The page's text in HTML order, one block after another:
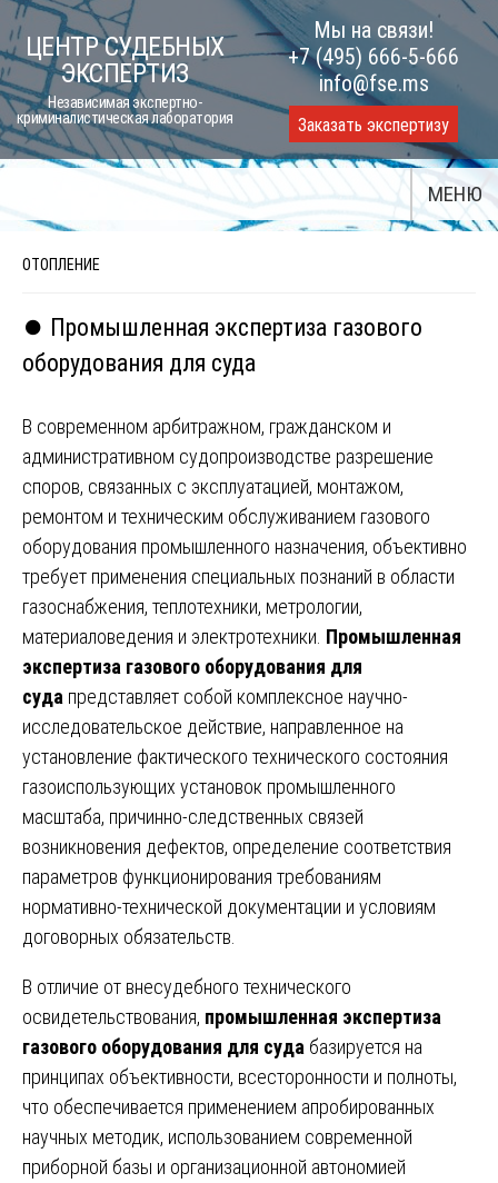
Skip
to
content
ЦЕНТР СУДЕБНЫХ
ЭКСПЕРТИЗ
Независимая экспертно-
криминалистическая лаборатория
Мы на связи!
+7 (495) 666-5-666
info@fse.ms
Заказать экспертизу
МЕНЮ
ОТОПЛЕНИЕ
⏺️ Промышленная экспертиза газового
оборудования для суда
В современном арбитражном, гражданском и
административном судопроизводстве разрешение
споров, связанных с эксплуатацией, монтажом,
ремонтом и техническим обслуживанием газового
оборудования промышленного назначения, объективно
требует применения специальных познаний в области
газоснабжения, теплотехники, метрологии,
материаловедения и электротехники. Промышленная
экспертиза газового оборудования для
суда представляет собой комплексное научно-
исследовательское действие, направленное на
установление фактического технического состояния
газоиспользующих установок промышленного
масштаба, причинно-следственных связей
возникновения дефектов, определение соответствия
параметров функционирования требованиям
нормативно-технической документации и условиям
договорных обязательств.
В отличие от внесудебного технического
освидетельствования, промышленная экспертиза
газового оборудования для суда базируется на
принципах объективности, всесторонности и полноты,
что обеспечивается применением апробированных
научных методик, использованием современной
приборной базы и организационной автономией